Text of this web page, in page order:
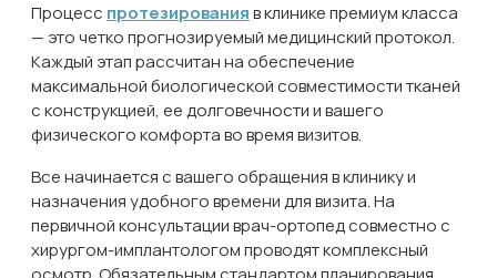
Процесс протезированияв клинике премиум класса
— это четко прогнозируемый медицинский протокол.
Каждый этап рассчитан на обеспечение
максимальной биологической совместимости тканей
с конструкцией, ее долговечности и вашего
физического комфорта во время визитов.
Все начинается с вашего обращения в клинику и
назначения удобного времени для визита. На
первичной консультации врач-ортопед совместно с
хирургом-имплантологом проводят комплексный